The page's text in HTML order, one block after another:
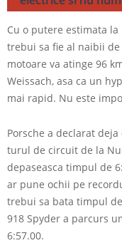
Cu o putere estimata la
trebui sa fie al naibii de
motoare va atinge 96
Weissach, asa ca un
mai rapid. Nu este
Porsche a declarat
turul de circuit de la
depaseasca timpul de
ar pune ochii pe
trebui sa bata timpul
918 Spyder a parcurs
6:57.00.